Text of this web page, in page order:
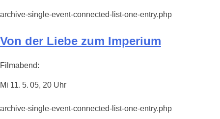
archive-single-event-connected-list-one-entry.php
Von der Liebe zum Imperium
Filmabend:
Mi 11. 5. 05, 20 Uhr
archive-single-event-connected-list-one-entry.php